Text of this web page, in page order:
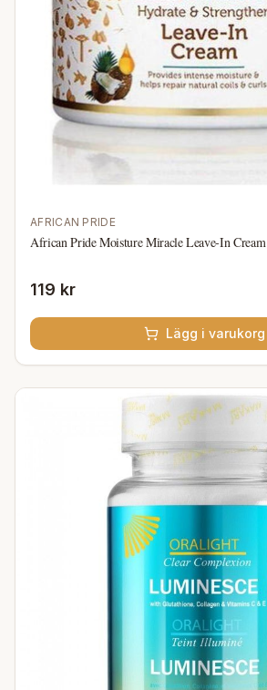
AFRICAN PRIDE
African Pride Moisture Miracle Leave-In Cream
119 kr
Lägg i varukorg